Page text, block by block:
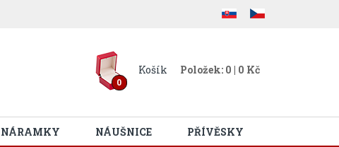
0
Košík Položek: 0 | 0 Kč
NÁRAMKY NÁUŠNICE PŘÍVĚSKY